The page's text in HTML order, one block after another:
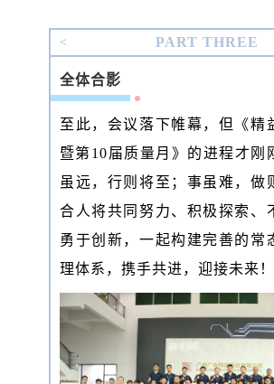
自己成为标杆。我相信很多的现
题都将解决一大半。
最后，曾总表达了对精益项目的
希望在启动后看到更多的成果。
< PART THREE
全体合影
至此，会议落下帷幕，但《精
暨第10届质量月》的进程才刚
虽远，行则将至；事虽难，做
合人将共同努力、积极探索、
勇于创新，一起构建完善的常
理体系，携手共进，迎接未来！